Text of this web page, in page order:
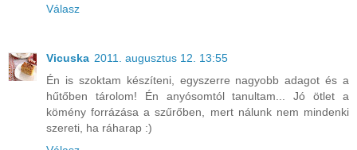
Válasz
Vicuska 2011. augusztus 12. 13:55
Én is szoktam készíteni, egyszerre nagyobb adagot és a
hűtőben tárolom! Én anyósomtól tanultam... Jó ötlet a
kömény forrázása a szűrőben, mert nálunk nem mindenki
szereti, ha ráharap :)